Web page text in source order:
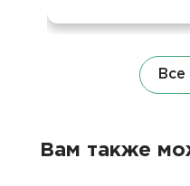
Вам также